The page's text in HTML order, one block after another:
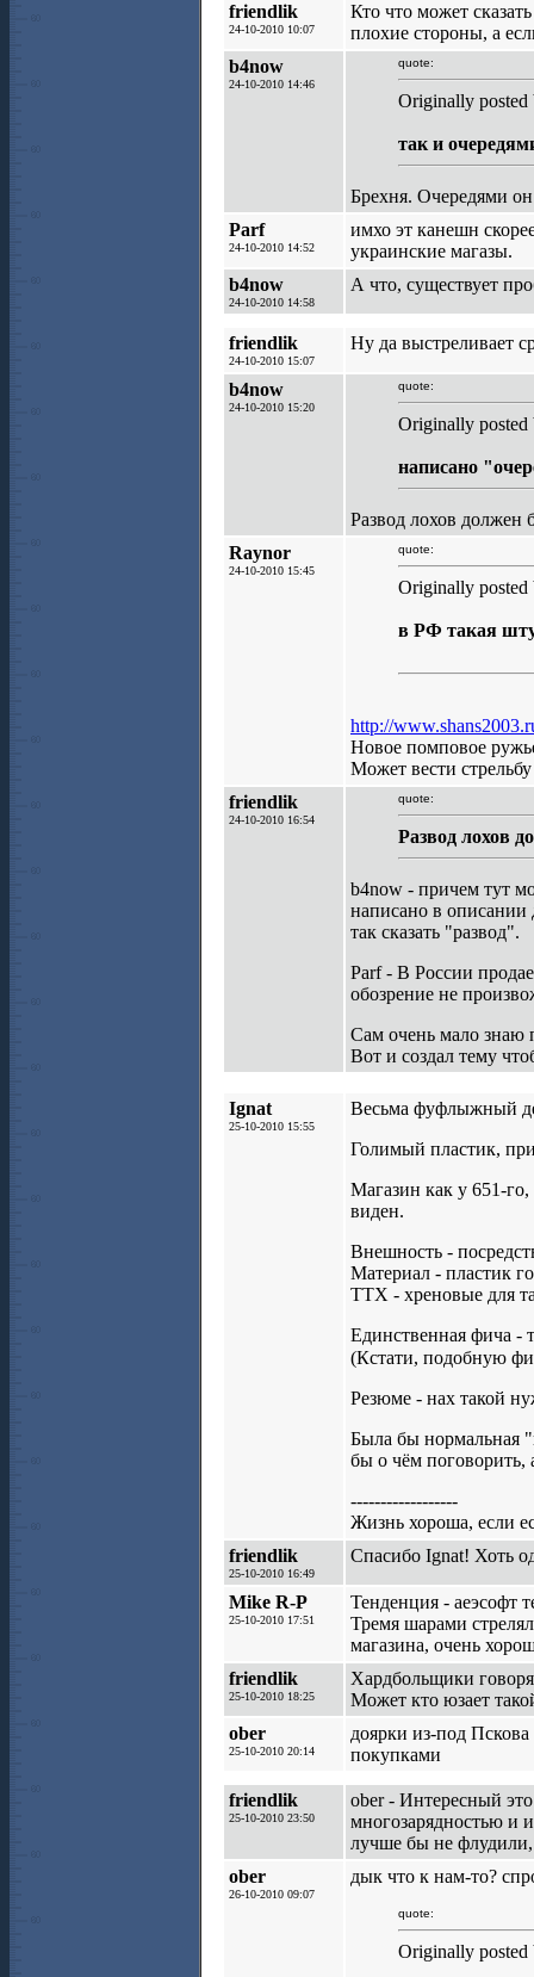
friendlik
24-10-2010 10:07
Кто что может
плохие стороны, а
b4now
24-10-2010 14:46
quote:
Originally
так и
Брехня. Очередями
Parf
24-10-2010 14:52
имхо эт канешн
украинские магазы.
b4now
24-10-2010 14:58
А что, существует
friendlik
24-10-2010 15:07
Ну да выстреливает
b4now
24-10-2010 15:20
quote:
Originally
написано
Развод лохов должен
Raynor
24-10-2010 15:45
quote:
Originally posted
в РФ такая
http://
Новое помповое
Может вести
friendlik
24-10-2010 16:54
quote:
Развод лохов
b4now - причем тут
написано в описании
так сказать "развод".
Parf - В России
обозрение не
Сам очень мало знаю
Вот и создал тему
Ignat
25-10-2010 15:55
Весьма фуфлыжный
Голимый пластик,
Магазин как у 651-
виден.
Внешность -
Материал - пластик
ТТХ - хреновые для
Единственная фича -
(Кстати, подобную
Резюме - нах такой
Была бы нормальная
бы о чём поговорить,
------------------
Жизнь хороша, если
friendlik
25-10-2010 16:49
Спасибо Ignat! Хоть
Mike R-P
25-10-2010 17:51
Тенденция - аеэсофт
Тремя шарами
магазина, очень
friendlik
25-10-2010 18:25
Хардбольщики
Может кто юзает
ober
25-10-2010 20:14
доярки из-под Пскова
покупками
friendlik
25-10-2010 23:50
ober - Интересный
многозарядностью и
лучше бы не флудили,
ober
26-10-2010 09:07
дык что к нам-то?
quote:
Originally